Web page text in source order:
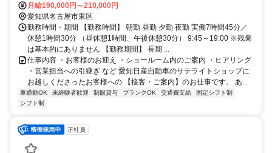
・地下鉄名城線・ゆとりーとライン 「ナゴヤドーム前矢田駅」徒歩
月給190,000円～210,000円
愛知県名古屋市東区
勤務時間・期間 【勤務時間】 朝勤 昼勤 夕勤 夜勤 実働7時間45分／
休憩1時間30分 （昼休憩1時間、午後休憩30分） 9:45～19:00 ※残業
は基本的にありません 【勤務期間】 長期 ...
仕事内容 ・お客様のお迎え ・ショールーム内のご案内 ・ヒアリング
・営業担当への引継ぎ など 愛知日産自動車のサテライトショップに
お越しくださったお客様への 【接客・ご案内】のお仕事です。 あ...
車通勤OK 未経験者歓迎 制服貸与 ブランクOK 交通費支給
固定シフト制
シフト制
正社員